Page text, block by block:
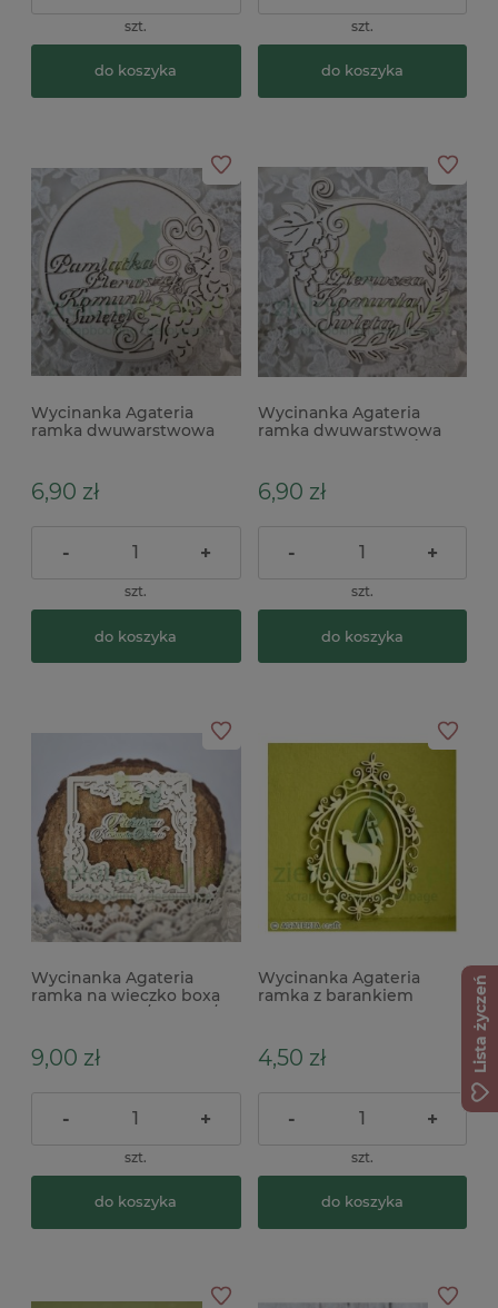
szt.
do koszyka
szt.
do koszyka
Wycinanka Agateria
ramka dwuwarstwowa
winogronami
6,90 zł
- +
szt.
do koszyka
Wycinanka Agateria
ramka dwuwarstwowa
6,90 zł
- +
szt.
do koszyka
Wycinanka Agateria
ramka na wieczko boxa
9,00 zł
- +
szt.
do koszyka
Wycinanka Agateria
ramka z barankiem
4,50 zł
- +
szt.
do koszyka
Lista życzeń